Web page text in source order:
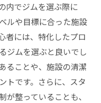
トする
チ法
スタイル改善
トレッチの組み合わ
ッチの相乗効果
内でジムを選ぶ際に
ルや目標に合った施設
者には、特化したプロ
ジムを選ぶと良いでし
ることや、施設の清潔
トです。さらに、スタ
が整っていることも、